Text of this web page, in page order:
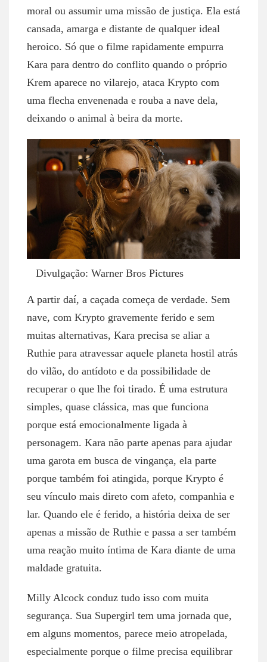
moral ou assumir uma missão de justiça. Ela está
cansada, amarga e distante de qualquer ideal
heroico. Só que o filme rapidamente empurra
Kara para dentro do conflito quando o próprio
Krem aparece no vilarejo, ataca Krypto com
uma flecha envenenada e rouba a nave dela,
deixando o animal à beira da morte.
Divulgação: Warner Bros Pictures
A partir daí, a caçada começa de verdade. Sem
nave, com Krypto gravemente ferido e sem
muitas alternativas, Kara precisa se aliar a
Ruthie para atravessar aquele planeta hostil atrás
do vilão, do antídoto e da possibilidade de
recuperar o que lhe foi tirado. É uma estrutura
simples, quase clássica, mas que funciona
porque está emocionalmente ligada à
personagem. Kara não parte apenas para ajudar
uma garota em busca de vingança, ela parte
porque também foi atingida, porque Krypto é
seu vínculo mais direto com afeto, companhia e
lar. Quando ele é ferido, a história deixa de ser
apenas a missão de Ruthie e passa a ser também
uma reação muito íntima de Kara diante de uma
maldade gratuita.
Milly Alcock conduz tudo isso com muita
segurança. Sua Supergirl tem uma jornada que,
em alguns momentos, parece meio atropelada,
especialmente porque o filme precisa equilibrar